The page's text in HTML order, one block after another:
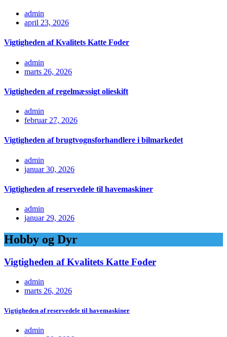
admin
april 23, 2026
Vigtigheden af Kvalitets Katte Foder
admin
marts 26, 2026
Vigtigheden af regelmæssigt olieskift
admin
februar 27, 2026
Vigtigheden af brugtvognsforhandlere i bilmarkedet
admin
januar 30, 2026
Vigtigheden af reservedele til havemaskiner
admin
januar 29, 2026
Hobby og Dyr
Vigtigheden af Kvalitets Katte Foder
admin
marts 26, 2026
Vigtigheden af reservedele til havemaskiner
admin